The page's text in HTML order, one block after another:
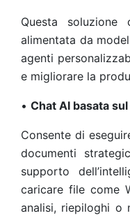
Questa soluzione
alimentata da
agenti
e migliorare la
• Chat AI basata
Consente di
documenti
supporto
caricare file come
analisi, riepiloghi o